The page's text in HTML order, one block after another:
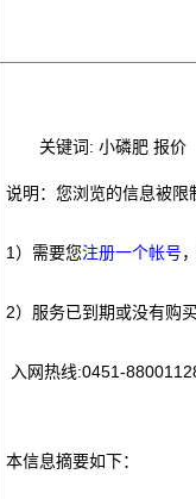
关键词: 小磷肥 报价
说明：您浏览的信息被限
1）需要您注册一个帐号
2）服务已到期或没有购
入网热线:0451-
本信息摘要如下：